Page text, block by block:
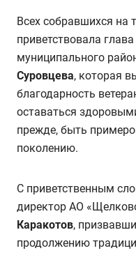
Всех собравшихся на
приветствовала
муниципального
Суровцева, которая
благодарность
оставаться
прежде, быть
поколению.
С приветственным
директор АО
Каракотов,
продолжению